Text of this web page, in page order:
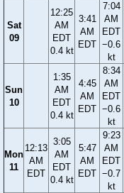
Sat
09
12:25
AM
EDT
0.4 kt
3:41
AM
EDT
7:04
AM
EDT
−0.6
kt
Sun
10
1:35
AM
EDT
0.4 kt
4:45
AM
EDT
8:34
AM
EDT
−0.6
kt
Mon
11
12:13
AM
EDT
3:05
AM
EDT
0.4 kt
5:47
AM
EDT
9:23
AM
EDT
−0.7
kt